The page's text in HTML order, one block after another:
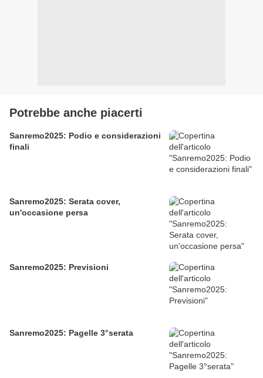
Potrebbe anche piacerti
Sanremo2025: Podio e considerazioni
finali
Sanremo2025: Serata cover,
un'occasione persa
Sanremo2025: Previsioni
Sanremo2025: Pagelle 3°serata